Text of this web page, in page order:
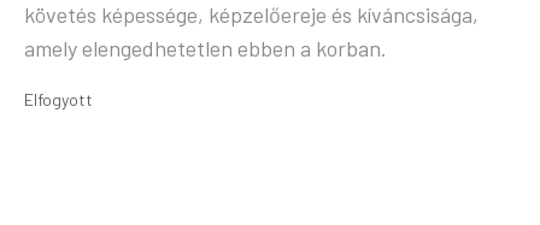
követés képessége, képzelőereje és kíváncsisága,
amely elengedhetetlen ebben a korban.
Elfogyott